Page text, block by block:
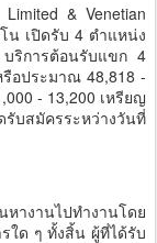
& Venetian
น เปิดรับ 4 ตำแหน่ง
ริการต้อนรับแขก 4
รือประมาณ 48,818 -
- 13,200 เหรียญ
บสมัครระหว่างวันที่
างานไปทำงานโดย
ใด ๆ ทั้งสิ้น ผู้ที่ได้รับ